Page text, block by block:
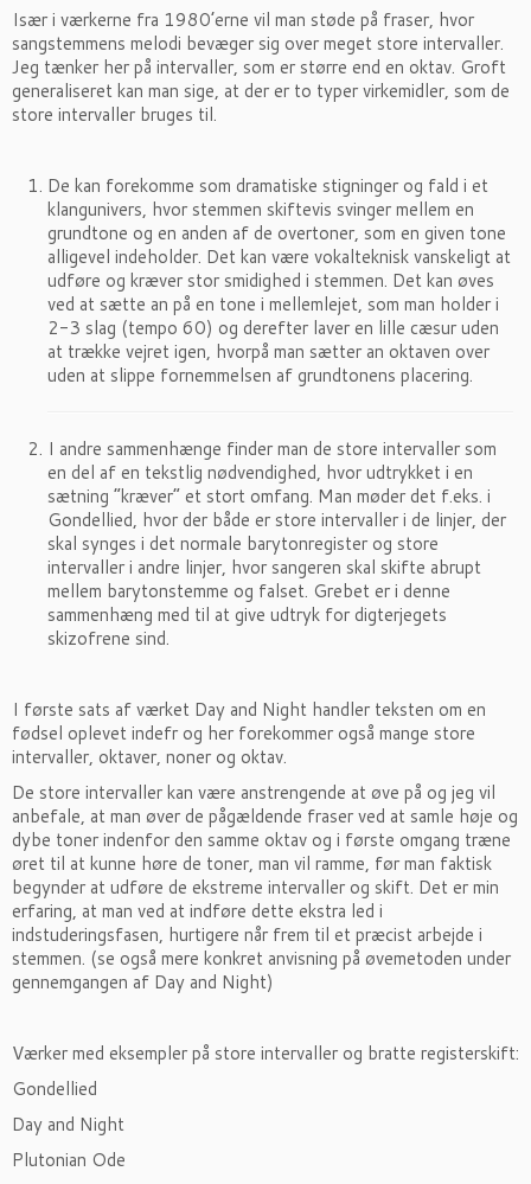
Især i værkerne fra 1980’erne vil man støde på fraser, hvor
sangstemmens melodi bevæger sig over meget store intervaller.
Jeg tænker her på intervaller, som er større end en oktav. Groft
generaliseret kan man sige, at der er to typer virkemidler, som de
store intervaller bruges til.
De kan forekomme som dramatiske stigninger og fald i et
klangunivers, hvor stemmen skiftevis svinger mellem en
grundtone og en anden af de overtoner, som en given tone
alligevel indeholder. Det kan være vokalteknisk vanskeligt at
udføre og kræver stor smidighed i stemmen. Det kan øves
ved at sætte an på en tone i mellemlejet, som man holder i
2-3 slag (tempo 60) og derefter laver en lille cæsur uden
at trække vejret igen, hvorpå man sætter an oktaven over
uden at slippe fornemmelsen af grundtonens placering.
I andre sammenhænge finder man de store intervaller som
en del af en tekstlig nødvendighed, hvor udtrykket i en
sætning “kræver” et stort omfang. Man møder det f.eks. i
Gondellied, hvor der både er store intervaller i de linjer, der
skal synges i det normale barytonregister og store
intervaller i andre linjer, hvor sangeren skal skifte abrupt
mellem barytonstemme og falset. Grebet er i denne
sammenhæng med til at give udtryk for digterjegets
skizofrene sind.
I første sats af værket Day and Night handler teksten om en
fødsel oplevet indefr og her forekommer også mange store
intervaller, oktaver, noner og oktav.
De store intervaller kan være anstrengende at øve på og jeg vil
anbefale, at man øver de pågældende fraser ved at samle høje og
dybe toner indenfor den samme oktav og i første omgang træne
øret til at kunne høre de toner, man vil ramme, før man faktisk
begynder at udføre de ekstreme intervaller og skift. Det er min
erfaring, at man ved at indføre dette ekstra led i
indstuderingsfasen, hurtigere når frem til et præcist arbejde i
stemmen. (se også mere konkret anvisning på øvemetoden under
gennemgangen af Day and Night)
Værker med eksempler på store intervaller og bratte registerskift:
Gondellied
Day and Night
Plutonian Ode